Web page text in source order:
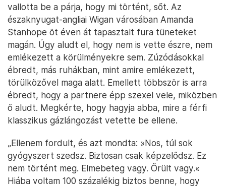
vallotta be a párja, hogy mi történt, sőt. Az
északnyugat-angliai Wigan városában Amanda
Stanhope öt éven át tapasztalt fura tüneteket
magán. Úgy aludt el, hogy nem is vette észre, nem
emlékezett a körülményekre sem. Zúzódásokkal
ébredt, más ruhákban, mint amire emlékezett,
törülközővel maga alatt. Emellett többször is arra
ébredt, hogy a partnere épp szexel vele, miközben
ő aludt. Megkérte, hogy hagyja abba, mire a férfi
klasszikus gázlángozást vetette be ellene.
„Ellenem fordult, és azt mondta: »Nos, túl sok
gyógyszert szedsz. Biztosan csak képzelődsz. Ez
nem történt meg. Elmebeteg vagy. Őrült vagy.«
Hiába voltam 100 százalékig biztos benne, hogy